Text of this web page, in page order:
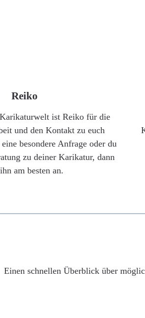
Reiko
ist Reiko für die
und den Kontakt zu euch
besondere Anfrage oder du
zu deiner Karikatur, dann
am besten an.
Einen schnellen Überblick über